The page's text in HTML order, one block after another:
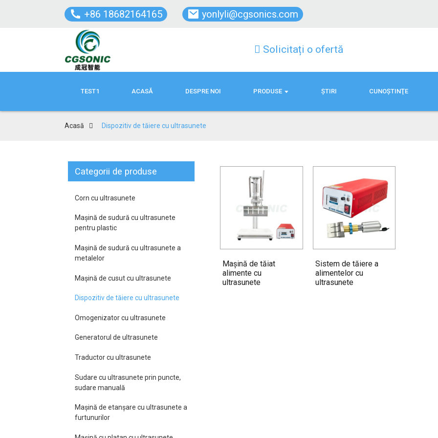
+86 18682164165 yonlyli@cgsonics.com
Solicitați o ofertă
TEST1 ACASĂ DESPRE NOI PRODUSE ŞTIRI CUNOŞTINŢE
Acasă Dispozitiv de tăiere cu ultrasunete
Categorii de produse
Corn cu ultrasunete
Mașină de sudură cu ultrasunete
pentru plastic
Mașină de sudură cu ultrasunete a
metalelor
Mașină de cusut cu ultrasunete
Dispozitiv de tăiere cu ultrasunete
Omogenizator cu ultrasunete
Generatorul de ultrasunete
Traductor cu ultrasunete
Sudare cu ultrasunete prin puncte,
sudare manuală
Mașină de etanșare cu ultrasunete a
furtunurilor
Mașină de tăiat
alimente cu
ultrasunete
Sistem de tăiere a
alimentelor cu
ultrasunete